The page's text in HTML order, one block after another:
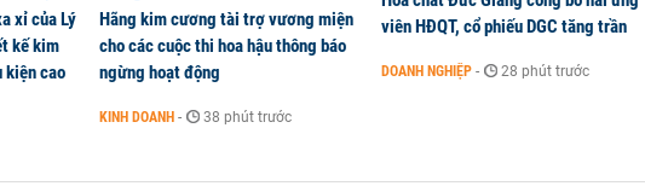
khoản gia nhập thị trường chứng khoán trong tháng 7 biến động
trước
xỉ của Lý
kế kim
kiện cao
Hãng kim cương tài trợ vương miện
cho các cuộc thi hoa hậu thông báo
ngừng hoạt động
KINH DOANH - 38 phút trước
viên HĐQT, cổ phiếu DGC tăng trần
DOANH NGHIỆP - 28 phút trước